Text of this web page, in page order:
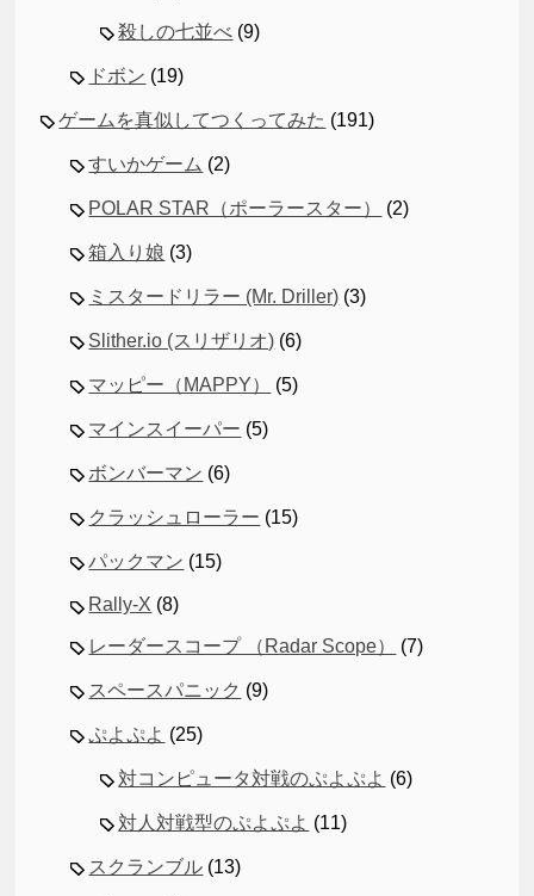
殺しの七並べ (9)
ドボン (19)
ゲームを真似してつくってみた (191)
すいかゲーム (2)
POLAR STAR（ポーラースター） (2)
箱入り娘 (3)
ミスタードリラー (Mr. Driller) (3)
Slither.io (スリザリオ) (6)
マッピー（MAPPY） (5)
マインスイーパー (5)
ボンバーマン (6)
クラッシュローラー (15)
パックマン (15)
Rally-X (8)
レーダースコープ （Radar Scope） (7)
スペースパニック (9)
ぷよぷよ (25)
対コンピュータ対戦のぷよぷよ (6)
対人対戦型のぷよぷよ (11)
スクランブル (13)